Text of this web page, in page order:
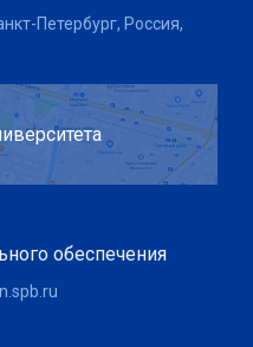
Петербург, Россия,
обеспечения